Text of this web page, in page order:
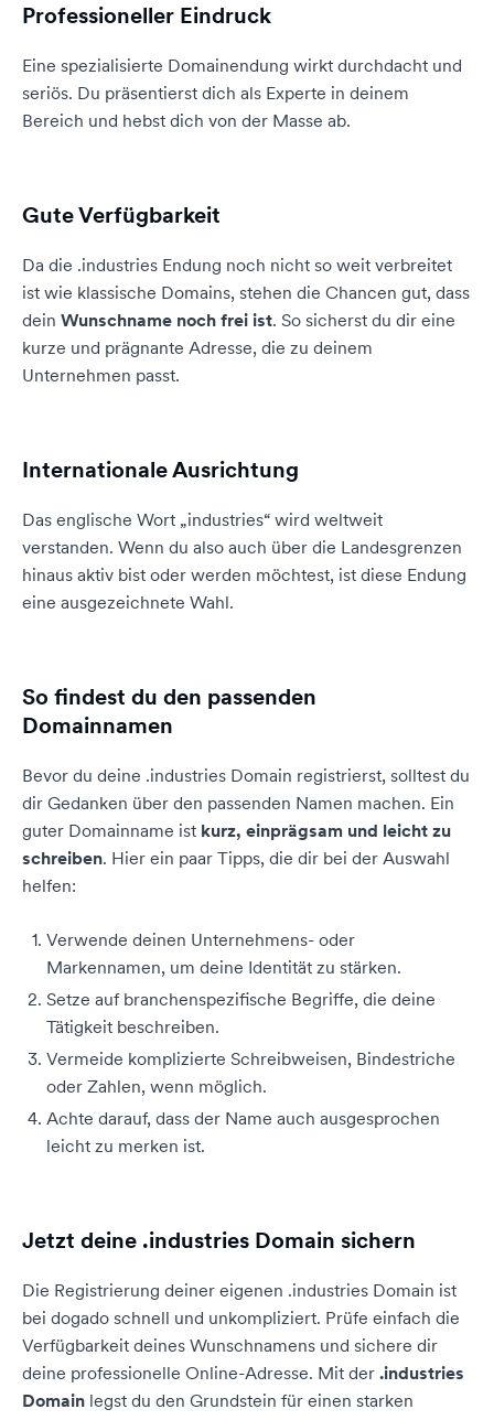
Professioneller Eindruck
Eine spezialisierte Domainendung wirkt durchdacht und
seriös. Du präsentierst dich als Experte in deinem
Bereich und hebst dich von der Masse ab.
Gute Verfügbarkeit
Da die .industries Endung noch nicht so weit verbreitet
ist wie klassische Domains, stehen die Chancen gut, dass
dein Wunschname noch frei ist. So sicherst du dir eine
kurze und prägnante Adresse, die zu deinem
Unternehmen passt.
Internationale Ausrichtung
Das englische Wort „industries“ wird weltweit
verstanden. Wenn du also auch über die Landesgrenzen
hinaus aktiv bist oder werden möchtest, ist diese Endung
eine ausgezeichnete Wahl.
So findest du den passenden
Domainnamen
Bevor du deine .industries Domain registrierst, solltest du
dir Gedanken über den passenden Namen machen. Ein
guter Domainname ist kurz, einprägsam und leicht zu
schreiben. Hier ein paar Tipps, die dir bei der Auswahl
helfen:
Verwende deinen Unternehmens- oder
Markennamen, um deine Identität zu stärken.
Setze auf branchenspezifische Begriffe, die deine
Tätigkeit beschreiben.
Vermeide komplizierte Schreibweisen, Bindestriche
oder Zahlen, wenn möglich.
Achte darauf, dass der Name auch ausgesprochen
leicht zu merken ist.
Jetzt deine .industries Domain sichern
Die Registrierung deiner eigenen .industries Domain ist
bei dogado schnell und unkompliziert. Prüfe einfach die
Verfügbarkeit deines Wunschnamens und sichere dir
deine professionelle Online-Adresse. Mit der .industries
Domain legst du den Grundstein für einen starken